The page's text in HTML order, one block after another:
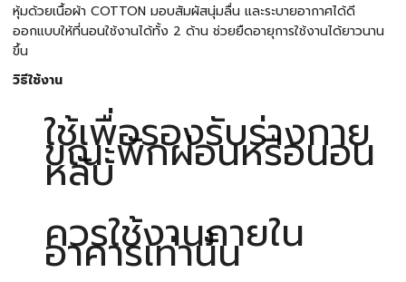
หุ้มด้วยเนื้อผ้า COTTON มอบสัมผัสนุ่มลื่น และระบายอากาศได้ดี
ออกแบบให้ที่นอนใช้งานได้ทั้ง 2 ด้าน ช่วยยืดอายุการใช้งานได้ยาวนาน
ขึ้น
วิธีใช้งาน
ใช้เพื่อรองรับร่างกาย
ขณะพักผ่อนหรือนอน
หลับ
ควรใช้งานภายใน
อาคารเท่านั้น